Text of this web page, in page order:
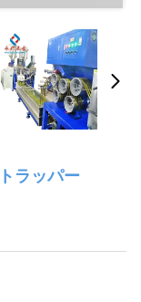
ラッパー